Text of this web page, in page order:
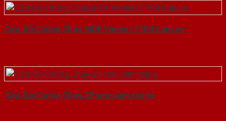
Cửa Gỗ Chống Cháy MDF Veneer P1R4 Cam xe
Cửa Gỗ Chống Cháy 2P son xam trang